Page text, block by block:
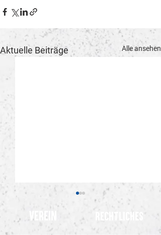
Aktuelle Beiträge Alle ansehen
Verein Rechtliches